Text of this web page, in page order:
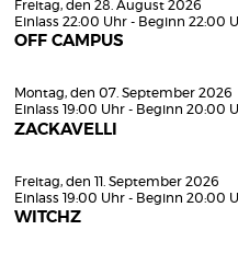
Freitag, den 28. August 2026
Einlass 22:00 Uhr - Beginn 22:00
OFF CAMPUS
Montag, den 07. September 2026
Einlass 19:00 Uhr - Beginn 20:00
ZACKAVELLI
Freitag, den 11. September 2026
Einlass 19:00 Uhr - Beginn 20:00
WITCHZ